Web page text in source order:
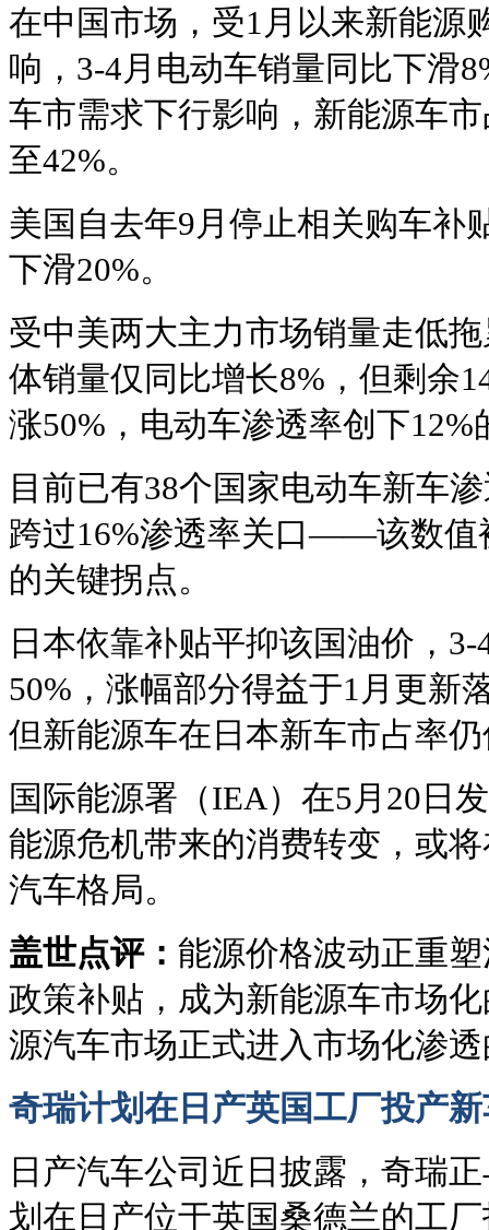
在中国市场，受1月以来新能源
响，3-4月电动车销量同比下滑
车市需求下行影响，新能源车
至42%。
美国自去年9月停止相关购车补
下滑20%。
受中美两大主力市场销量走低
体销量仅同比增长8%，但剩余
涨50%，电动车渗透率创下12%
目前已有38个国家电动车新车
跨过16%渗透率关口——该数值
的关键拐点。
日本依靠补贴平抑该国油价，
50%，涨幅部分得益于1月更新
但新能源车在日本新车市占率
国际能源署（IEA）在5月20日
能源危机带来的消费转变，或
汽车格局。
盖世点评： 能源价格波动正重
政策补贴，成为新能源车市场
源汽车市场正式进入市场化渗
奇瑞计划在日产英国工厂投产
日产汽车公司近日披露，奇瑞
划在日产位于英国桑德兰的工